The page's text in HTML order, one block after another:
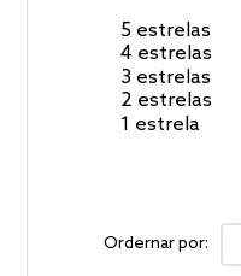
5 estrelas
4 estrelas
3 estrelas
2 estrelas
1 estrela
Ordernar por: